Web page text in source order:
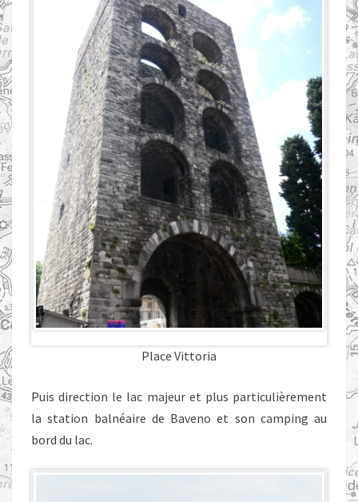
Place Vittoria
Puis direction le lac majeur et plus particulièrement
la station balnéaire de Baveno et son camping au
bord du lac.